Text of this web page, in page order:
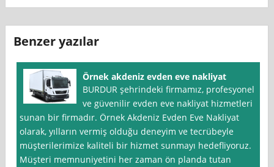
Benzer yazılar
Örnek akdeniz evden eve nakliyat
BURDUR şehrindeki firmamız, profesyonel
ve güvenilir evden eve nakliyat hizmetleri
sunan bir firmadır. Örnek Akdeniz Evden Eve Nakliyat
olarak, yılların vermiş olduğu deneyim ve tecrübeyle
müşterilerimize kaliteli bir hizmet sunmayı hedefliyoruz.
Müşteri memnuniyetini her zaman ön planda tutan